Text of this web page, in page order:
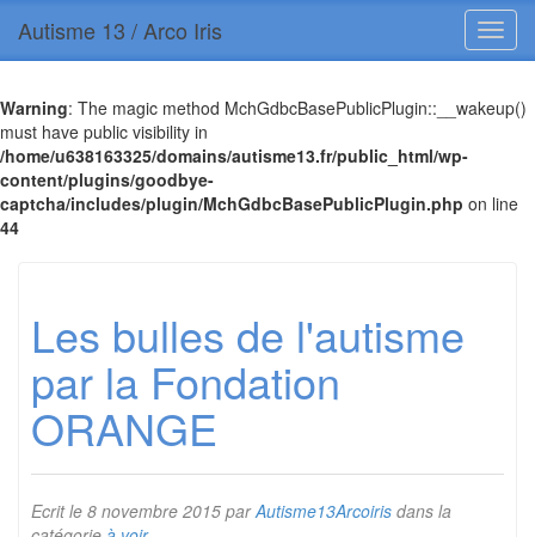
Warning: The magic method MchGdbcBasePublicPlugin::__wakeup()
must have public visibility in
/home/u638163325/domains/autisme13.fr/public_html/wp-
content/plugins/goodbye-
captcha/includes/plugin/MchGdbcBasePublicPlugin.php on line
44
Autisme 13 / Arco Iris
Les bulles de l'autisme
par la Fondation
ORANGE
Ecrit le 8 novembre 2015 parAutisme13Arcoiris dans la